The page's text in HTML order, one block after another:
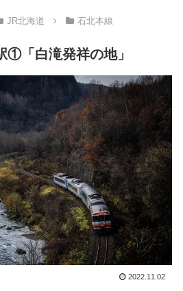
JR北海道 石北本線
①「白滝発祥の地」
2022.11.02